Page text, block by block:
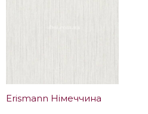
Erismann Німеччина